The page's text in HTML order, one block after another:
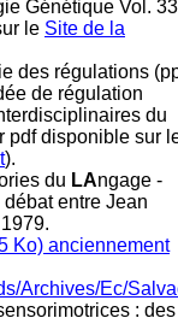
Génétique Vol.
le Site de la
des régulations
de régulation
du
pdf disponible sur
).
du LAngage -
entre Jean
Ko) anciennement
Archives/Ec/
: des